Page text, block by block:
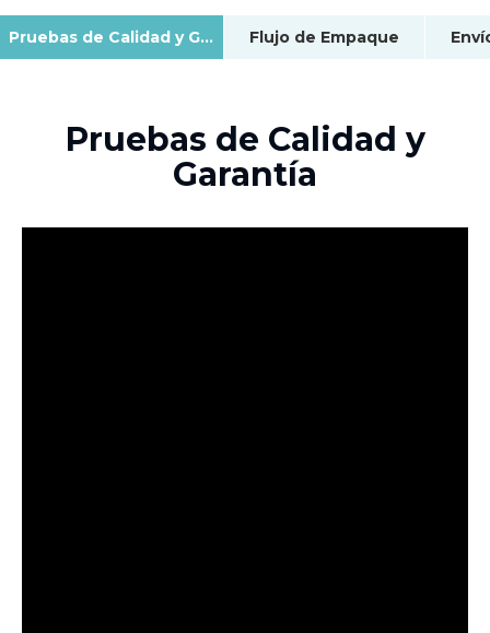
Pruebas de Calidad y Garantía Flujo de Empaque
Pruebas de Calidad y
Garantía